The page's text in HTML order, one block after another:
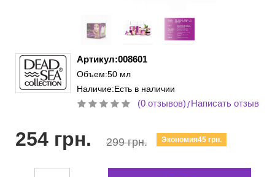
Артикул:008601
Объем:50 мл
Наличие:Есть в наличии
(0 отзывов)/Написать отзыв
254 грн. 299 грн. Экономия45 грн.